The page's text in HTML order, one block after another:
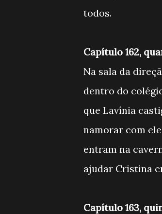
todos.
Capítulo 162,
Na sala da
dentro do
que Lavínia
namorar com
entram na
ajudar Cristina
Capítulo 163,